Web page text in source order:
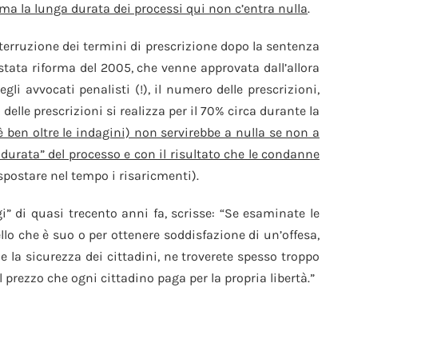
la lunga durata dei processi qui non c’entra nulla.
dei termini di prescrizione dopo la sentenza
riforma del 2005, che venne approvata dall’allora
avvocati penalisti (!), il numero delle prescrizioni,
prescrizioni si realizza per il 70% circa durante la
oltre le indagini) non servirebbe a nulla se non a
del processo e con il risultato che le condanne
nel tempo i risaricmenti).
di quasi trecento anni fa, scrisse: “Se esaminate le
è suo o per ottenere soddisfazione di un’offesa,
la sicurezza dei cittadini, ne troverete spesso troppo
che ogni cittadino paga per la propria libertà.”